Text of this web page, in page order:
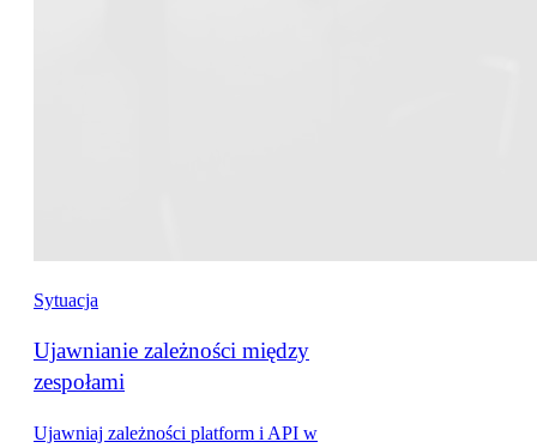
Sytuacja
Ujawnianie zależności między
zespołami
Ujawniaj zależności platform i API w